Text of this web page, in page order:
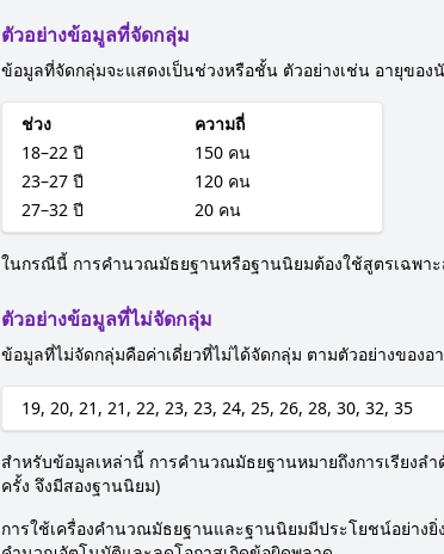
ตัวอย่างข้อมูลที่จัดกลุ่ม
ข้อมูลที่จัดกลุ่มจะแสดงเป็นช่วงหรือชั้น ตัวอย่างเช่น อายุขอ
ช่วง
ความถี่
18–22 ปี
150 คน
23–27 ปี
120 คน
27–32 ปี
20 คน
ในกรณีนี้ การคำนวณมัธยฐานหรือฐานนิยมต้องใช้สูตรเฉพา
ตัวอย่างข้อมูลที่ไม่จัดกลุ่ม
ข้อมูลที่ไม่จัดกลุ่มคือค่าเดี่ยวที่ไม่ได้จัดกลุ่ม ตามตัวอย่างของอ
19, 20, 21, 21, 22, 23, 23, 24, 25, 26, 28, 30, 32, 35
สำหรับข้อมูลเหล่านี้ การคำนวณมัธยฐานหมายถึงการเรียง
ครั้ง จึงมีสองฐานนิยม)
การใช้เครื่องคำนวณมัธยฐานและฐานนิยมมีประโยชน์อย่าง